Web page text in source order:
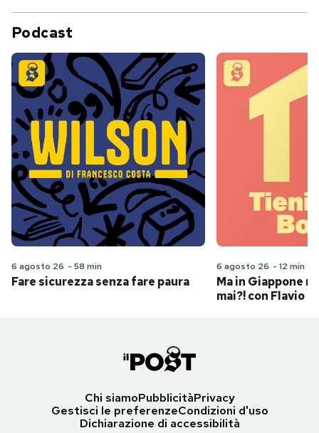
Podcast
6 agosto 26 - 58 min
Fare sicurezza senza fare paura
6 agosto 26 - 12 min
Ma in Giappone
mai?! con Flavio
Chi siamoPubblicitàPrivacy
Gestisci le preferenzeCondizioni d'uso
Dichiarazione di accessibilità